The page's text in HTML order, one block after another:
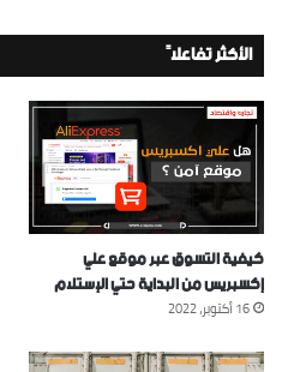
الأكثر تفاعلاً
كيفية التسوق عبر موقع علي
إكسبريس من البداية حتي الإستلام
16 أكتوبر، 2022